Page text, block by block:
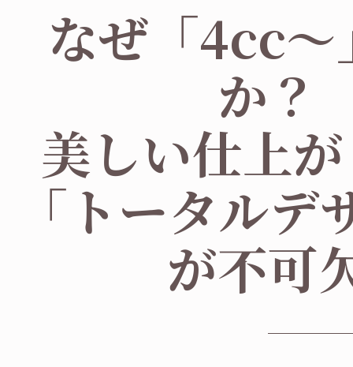
なぜ「4cc〜
か？
美しい仕上
「トータルデ
が不可